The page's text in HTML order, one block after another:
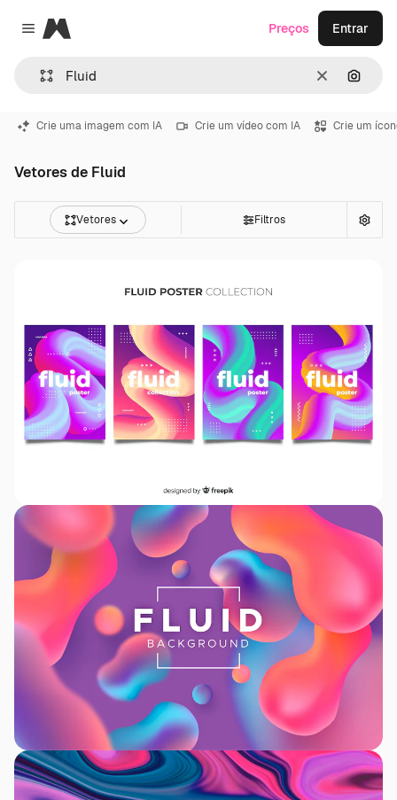
Close menu
Magnific
Limpar
Preços Entrar
Crie uma imagem com IA Crie um vídeo com IA Crie um
Vetores de Fluid
Vetores Filtros